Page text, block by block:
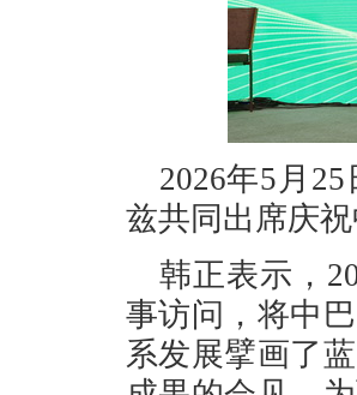
2026年5月
兹共同出席庆
韩正表示，
事访问，将中
系发展擘画了